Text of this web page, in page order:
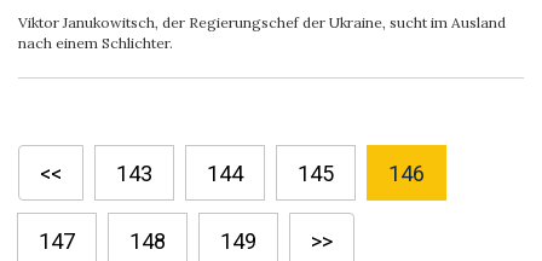
Viktor Janukowitsch, der Regierungschef der Ukraine, sucht im Ausland
nach einem Schlichter.
<< 143 144 145 146
147 148 149 >>